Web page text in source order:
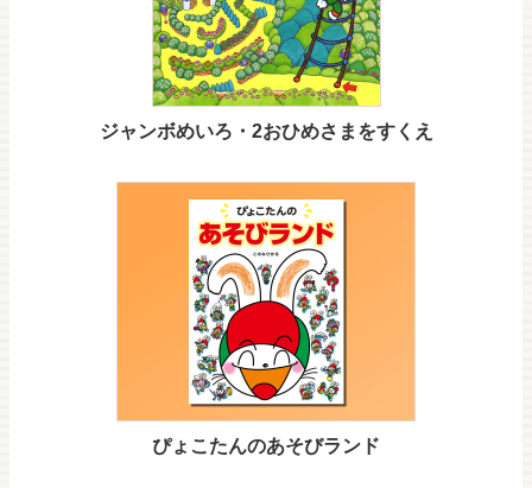
ジャンボめいろ・2おひめさまをすくえ
ぴょこたんのあそびランド